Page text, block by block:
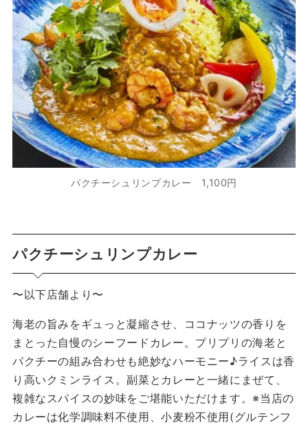
パクチーシュリンプカレー 1,100円
パクチーシュリンプカレー
〜以下店舗より〜
海老の旨みをギュっと凝縮させ、ココナッツの香りを
まとった自慢のシーフードカレー。プリプリの海老と
パクチーの組み合わせも絶妙なハーモニー♪ライスは香
り高いクミンライス。副菜とカレーと一緒にまぜて、
複雑なスパイスの妙味をご堪能いただけます。※当店の
カレーは化学調味料不使用、小麦粉不使用(グルテンフ